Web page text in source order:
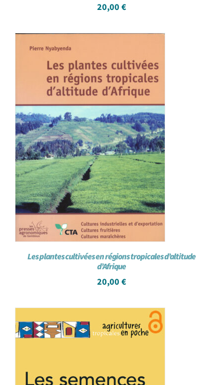
20,00 €
Les plantes cultivées en régions tropicales d’altitude
d’Afrique
20,00 €